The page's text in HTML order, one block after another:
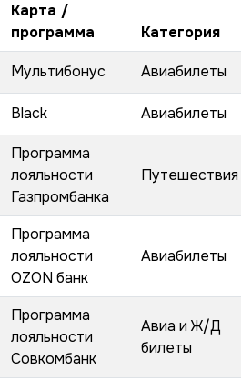
Карта /
программа
Категория
Мультибонус Авиабилеты
Black Авиабилеты
Программа
лояльности
Газпромбанка
Путешествия
Программа
лояльности
OZON банк
Авиабилеты
Программа
лояльности
Совкомбанк
Авиа и Ж/Д
билеты